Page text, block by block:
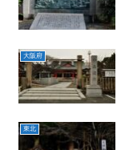
大阪府
東北